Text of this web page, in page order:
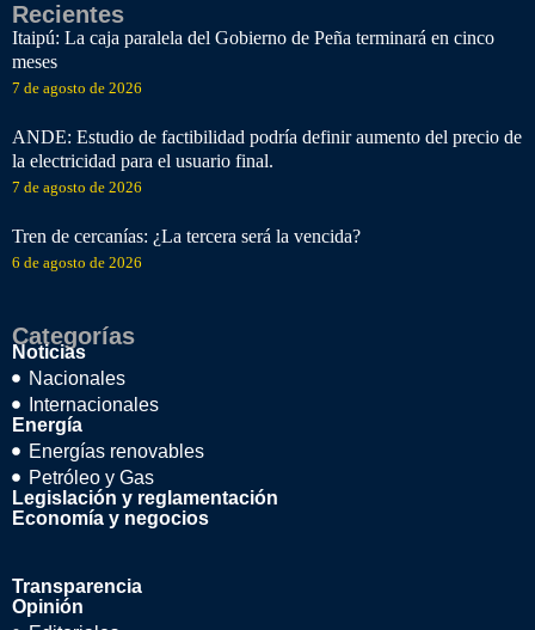
Recientes
Itaipú: La caja paralela del Gobierno de Peña terminará en cinco
meses
7 de agosto de 2026
ANDE: Estudio de factibilidad podría definir aumento del precio de
la electricidad para el usuario final.
7 de agosto de 2026
Tren de cercanías: ¿La tercera será la vencida?
6 de agosto de 2026
Categorías
Noticias
Nacionales
Internacionales
Energía
Energías renovables
Petróleo y Gas
Legislación y reglamentación
Economía y negocios
Transparencia
Opinión